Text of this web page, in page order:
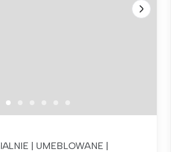
| UMEBLOWANE |